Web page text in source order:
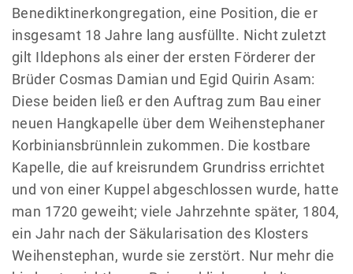
Benediktinerkongregation, eine Position, die er
insgesamt 18 Jahre lang ausfüllte. Nicht zuletzt
gilt Ildephons als einer der ersten Förderer der
Brüder Cosmas Damian und Egid Quirin Asam:
Diese beiden ließ er den Auftrag zum Bau einer
neuen Hangkapelle über dem Weihenstephaner
Korbiniansbrünnlein zukommen. Die kostbare
Kapelle, die auf kreisrundem Grundriss errichtet
und von einer Kuppel abgeschlossen wurde, hatte
man 1720 geweiht; viele Jahrzehnte später, 1804,
ein Jahr nach der Säkularisation des Klosters
Weihenstephan, wurde sie zerstört. Nur mehr die